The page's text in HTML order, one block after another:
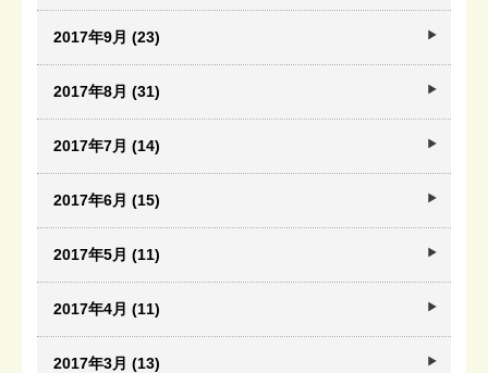
2017年9月 (23)
2017年8月 (31)
2017年7月 (14)
2017年6月 (15)
2017年5月 (11)
2017年4月 (11)
2017年3月 (13)